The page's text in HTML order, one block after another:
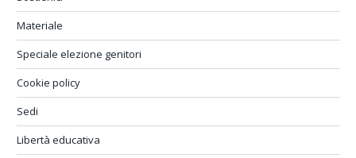
Materiale
Speciale elezione genitori
Cookie policy
Sedi
Libertà educativa